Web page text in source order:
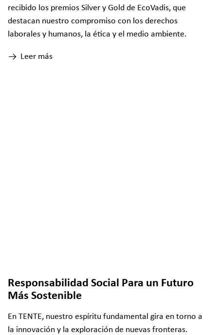
recibido los premios Silver y Gold de EcoVadis, que
destacan nuestro compromiso con los derechos
laborales y humanos, la ética y el medio ambiente.
Leer más
Responsabilidad Social Para un Futuro
Más Sostenible
En TENTE, nuestro espíritu fundamental gira en torno a
la innovación y la exploración de nuevas fronteras.